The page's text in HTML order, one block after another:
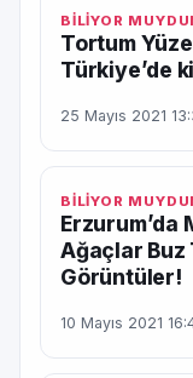
BİLİYOR
Tortum
Türkiye’de
25 Mayıs 2021
BİLİYOR
Erzurum’da
Ağaçlar Buz
Görüntüler!
10 Mayıs 2021